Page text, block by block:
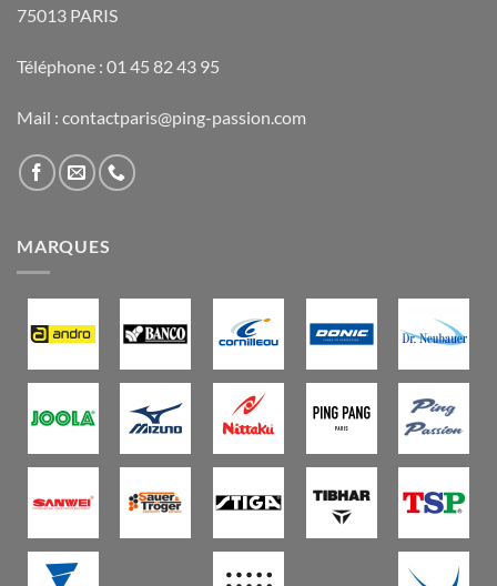
75013 PARIS
Téléphone : 01 45 82 43 95
Mail : contactparis@ping-passion.com
MARQUES